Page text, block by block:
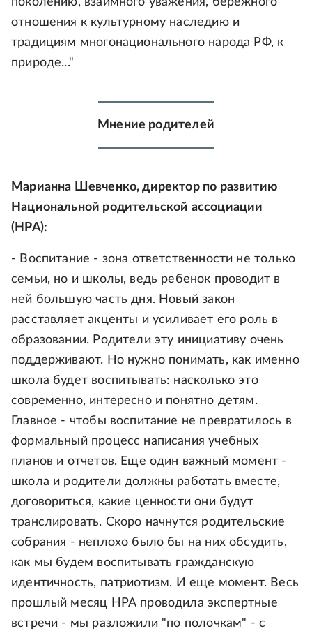
отношения к культурному наследию и
традициям многонационального народа РФ, к
природе..."
Мнение родителей
Марианна Шевченко, директор по развитию
Национальной родительской ассоциации
(НРА):
- Воспитание - зона ответственности не только
семьи, но и школы, ведь ребенок проводит в
ней большую часть дня. Новый закон
расставляет акценты и усиливает его роль в
образовании. Родители эту инициативу очень
поддерживают. Но нужно понимать, как именно
школа будет воспитывать: насколько это
современно, интересно и понятно детям.
Главное - чтобы воспитание не превратилось в
формальный процесс написания учебных
планов и отчетов. Еще один важный момент -
школа и родители должны работать вместе,
договориться, какие ценности они будут
транслировать. Скоро начнутся родительские
собрания - неплохо было бы на них обсудить,
как мы будем воспитывать гражданскую
идентичность, патриотизм. И еще момент. Весь
прошлый месяц НРА проводила экспертные
встречи - мы разложили "по полочкам" - с